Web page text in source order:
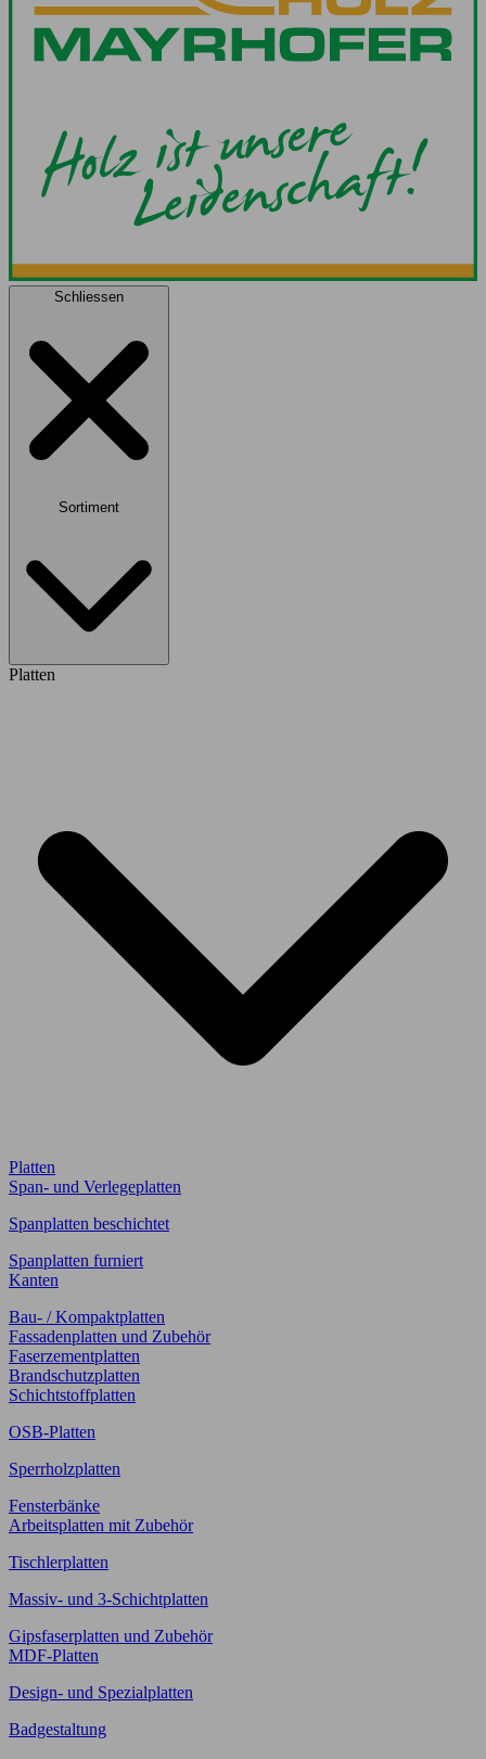
Schliessen
Sortiment
Platten
Platten
Span- und Verlegeplatten
Spanplatten beschichtet
Spanplatten furniert
Kanten
Bau- / Kompaktplatten
Fassadenplatten und Zubehör
Faserzementplatten
Brandschutzplatten
Schichtstoffplatten
OSB-Platten
Sperrholzplatten
Fensterbänke
Arbeitsplatten mit Zubehör
Tischlerplatten
Massiv- und 3-Schichtplatten
Gipsfaserplatten und Zubehör
MDF-Platten
Design- und Spezialplatten
Badgestaltung